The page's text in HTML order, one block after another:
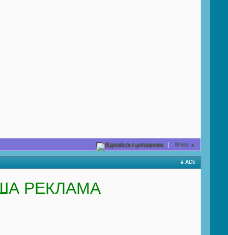
Відповісти з цитуванням Вгору ▲
# ADS
РЕКЛАМА